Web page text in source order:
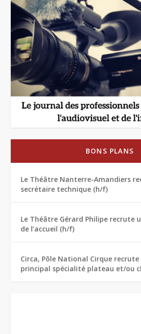
BONS PLANS
Le Théâtre Nanterre-Amandiers
secrétaire technique (h/f)
Le Théâtre Gérard Philipe recrute
de l’accueil (h/f)
Circa, Pôle National Cirque
principal spécialité plateau et/ou